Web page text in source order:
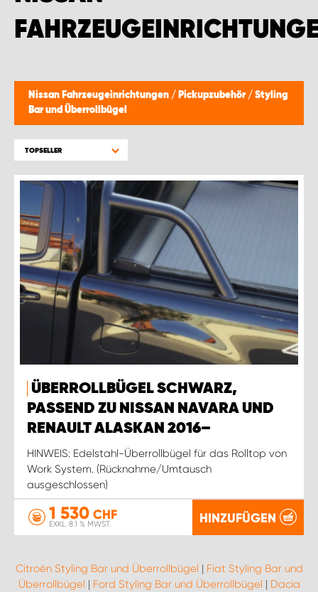
Nissan Fahrzeugeinrichtungen / Pickupzubehör / Styling
Bar und Überrollbügel
TOPSELLER
ÜBERROLLBÜGEL SCHWARZ,
PASSEND ZU NISSAN NAVARA UND
RENAULT ALASKAN 2016–
HINWEIS: Edelstahl-Überrollbügel für das Rolltop von
Work System. (Rücknahme/Umtausch
ausgeschlossen)
1 530 CHF
EXKL. 8.1 % MWST. HINZUFÜGEN
Citroën Styling Bar und Überrollbügel | Fiat Styling Bar und
Überrollbügel | Ford Styling Bar und Überrollbügel | Dacia